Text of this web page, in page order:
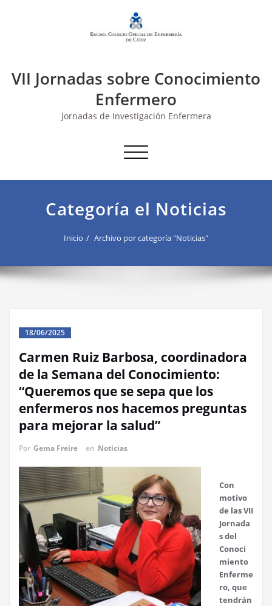
VII Jornadas sobre Conocimiento
Enfermero
Jornadas de Investigación Enfermera
Cambiar navegación
Categoría el Noticias
Inicio Archivo por categoría "Noticias"
18/06/2025
Carmen Ruiz Barbosa, coordinadora
de la Semana del Conocimiento:
“Queremos que se sepa que los
enfermeros nos hacemos preguntas
para mejorar la salud”
Por Gema Freire en Noticias
Con
motivo
de las VII
Jornada
s del
Conoci
miento
Enferme
ro, que
tendrán